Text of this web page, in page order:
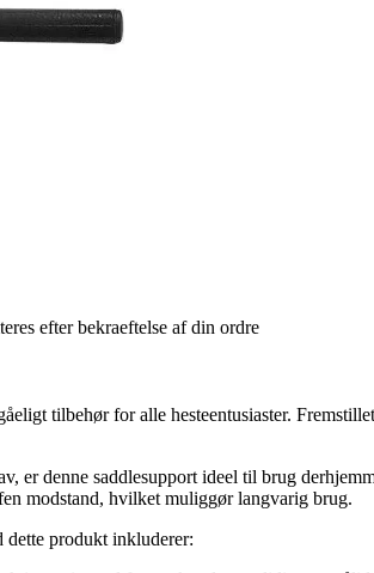
efter bekraeftelse af din ordre
tilbehør for alle hesteentusiaster.
er denne saddlesupport ideel til brug
modstand, hvilket muliggør langvarig brug.
dette produkt inkluderer: